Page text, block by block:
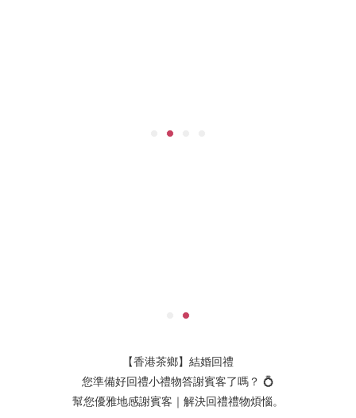
【香港茶鄉】結婚回禮
您準備好回禮小禮物答謝賓客了嗎？ 💍
幫您優雅地感謝賓客｜解決回禮禮物煩惱。